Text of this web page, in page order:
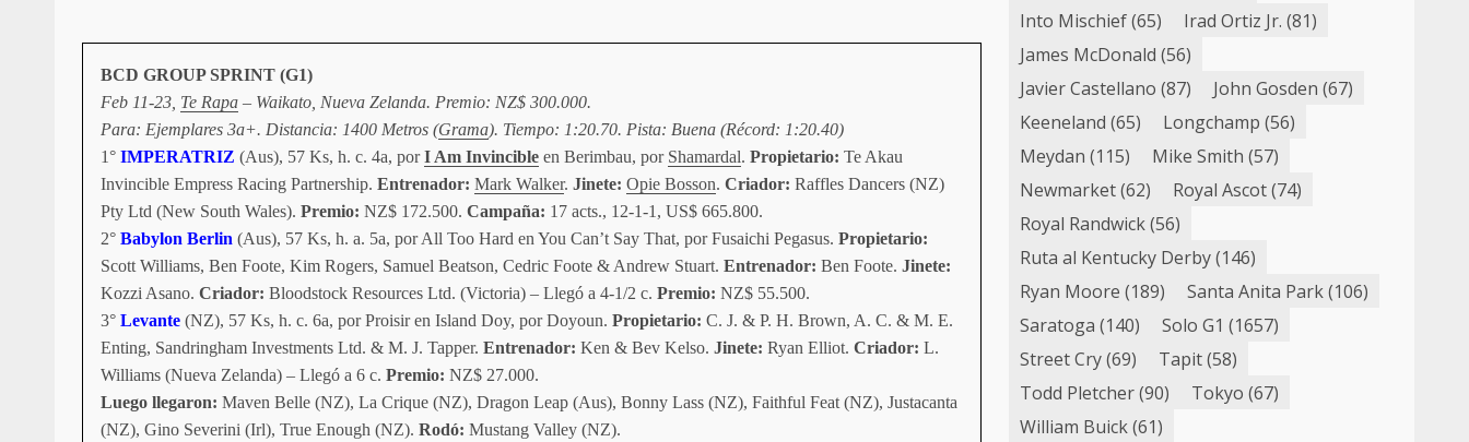
BCD GROUP SPRINT (G1)
Feb 11-23, Te Rapa – Waikato, Nueva Zelanda. Premio: NZ$ 300.000.
Para: Ejemplares 3a+. Distancia: 1400 Metros (Grama). Tiempo: 1:20.70. Pista: Buena (Récord: 1:20.40)
1° IMPERATRIZ (Aus), 57 Ks, h. c. 4a, porI Am Invincible en Berimbau, por Shamardal. Propietario: Te Akau
Invincible Empress Racing Partnership. Entrenador: Mark Walker. Jinete: Opie Bosson. Criador: Raffles Dancers (NZ)
Pty Ltd (New South Wales). Premio: NZ$ 172.500. Campaña: 17 acts., 12-1-1, US$ 665.800.
2° Babylon Berlin (Aus), 57 Ks, h. a. 5a, por All Too Hard en You Can’t Say That, por Fusaichi Pegasus. Propietario:
Scott Williams, Ben Foote, Kim Rogers, Samuel Beatson, Cedric Foote & Andrew Stuart. Entrenador: Ben Foote. Jinete:
Kozzi Asano. Criador: Bloodstock Resources Ltd. (Victoria) – Llegó a 4-1/2 c. Premio: NZ$ 55.500.
3° Levante (NZ), 57 Ks, h. c. 6a, por Proisir en Island Doy, por Doyoun. Propietario: C. J. & P. H. Brown, A. C. & M. E.
Enting, Sandringham Investments Ltd. & M. J. Tapper. Entrenador: Ken & Bev Kelso. Jinete: Ryan Elliot. Criador: L.
Williams (Nueva Zelanda) – Llegó a 6 c. Premio: NZ$ 27.000.
Luego llegaron: Maven Belle (NZ), La Crique (NZ), Dragon Leap (Aus), Bonny Lass (NZ), Faithful Feat (NZ), Justacanta
(NZ), Gino Severini (Irl), True Enough (NZ). Rodó: Mustang Valley (NZ).
Into Mischief(65) Irad Ortiz Jr. (81)
James McDonald (56)
Javier Castellano (87) John Gosden (67)
Keeneland (65) Longchamp (56)
Meydan (115) Mike Smith (57)
Newmarket(62) Royal Ascot(74)
Royal Randwick(56)
Ruta al Kentucky Derby(146)
Ryan Moore (189) Santa Anita Park(106)
Saratoga (140) Solo G1 (1657)
Street Cry(69) Tapit(58)
Todd Pletcher(90) Tokyo (67)
William Buick(61)